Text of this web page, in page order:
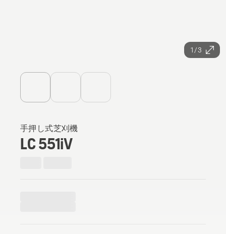
1/3
手押し式芝刈機
LC 551iV